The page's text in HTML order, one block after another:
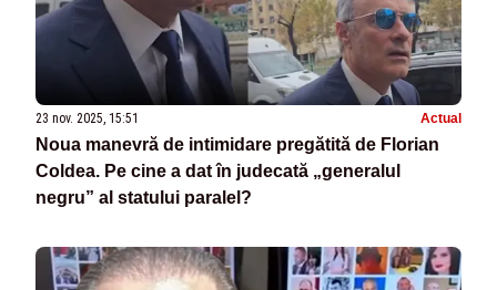
23 nov. 2025, 15:51 Actual
Noua manevră de intimidare pregătită de Florian
Coldea. Pe cine a dat în judecată „generalul
negru” al statului paralel?